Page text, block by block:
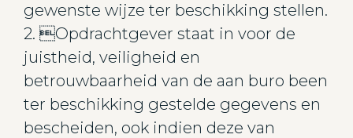
gewenste wijze ter beschikking stellen.
2. Opdrachtgever staat in voor de
juistheid, veiligheid en
betrouwbaarheid van de aan buro been
ter beschikking gestelde gegevens en
bescheiden, ook indien deze van